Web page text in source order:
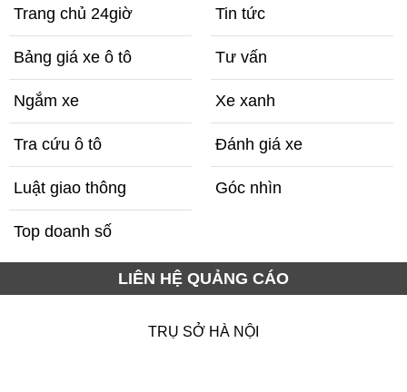
Trang chủ 24giờ Tin tức
Bảng giá xe ô tô Tư vấn
Ngắm xe Xe xanh
Tra cứu ô tô Đánh giá xe
Luật giao thông Góc nhìn
Top doanh số
LIÊN HỆ QUẢNG CÁO
TRỤ SỞ HÀ NỘI